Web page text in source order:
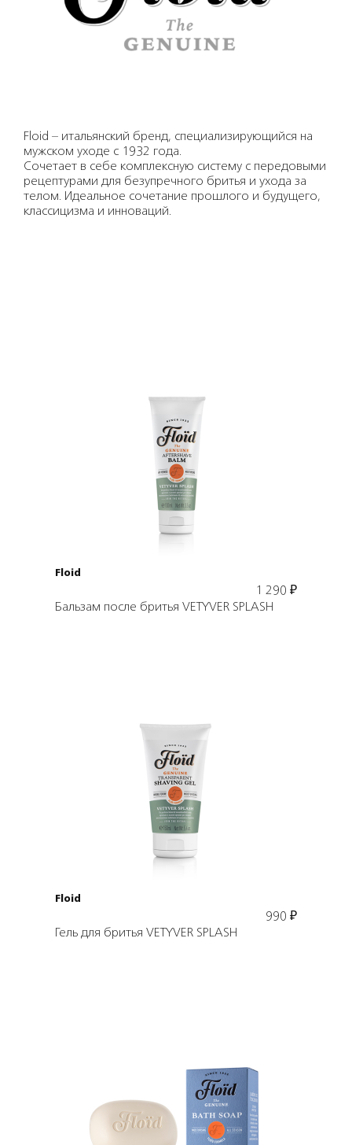
Floid – итальянский бренд, специализирующийся на
мужском уходе с 1932 года.
Сочетает в себе комплексную систему с передовыми
рецептурами для безупречного бритья и ухода за
телом. Идеальное сочетание прошлого и будущего,
классицизма и инноваций.
Подробнее
В корзину
Floid
1 290 ₽
Бальзам после бритья VETYVER SPLASH
Подробнее
В корзину
Floid
990 ₽
Гель для бритья VETYVER SPLASH
Подробнее